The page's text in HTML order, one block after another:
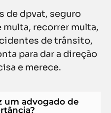
de dpvat, seguro
recorrer multa,
de trânsito,
para dar a direção
e merece.
um advogado de